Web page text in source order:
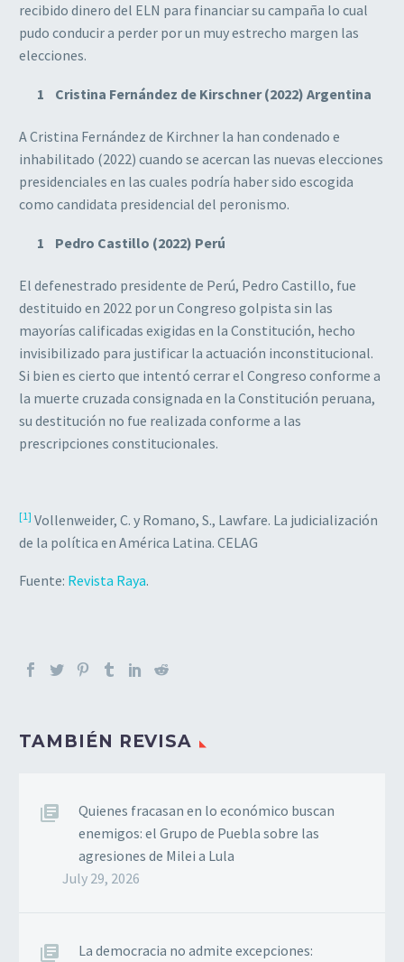
recibido dinero del ELN para financiar su campaña lo cual
pudo conducir a perder por un muy estrecho margen las
elecciones.
Cristina Fernández de Kirschner (2022) Argentina
A Cristina Fernández de Kirchner la han condenado e
inhabilitado (2022) cuando se acercan las nuevas elecciones
presidenciales en las cuales podría haber sido escogida
como candidata presidencial del peronismo.
Pedro Castillo (2022) Perú
El defenestrado presidente de Perú, Pedro Castillo, fue
destituido en 2022 por un Congreso golpista sin las
mayorías calificadas exigidas en la Constitución, hecho
invisibilizado para justificar la actuación inconstitucional.
Si bien es cierto que intentó cerrar el Congreso conforme a
la muerte cruzada consignada en la Constitución peruana,
su destitución no fue realizada conforme a las
prescripciones constitucionales.
[1] Vollenweider, C. y Romano, S., Lawfare. La judicialización
de la política en América Latina. CELAG
Fuente: Revista Raya.
TAMBIÉN REVISA
Quienes fracasan en lo económico buscan
enemigos: el Grupo de Puebla sobre las
agresiones de Milei a Lula
July 29, 2026
La democracia no admite excepciones: